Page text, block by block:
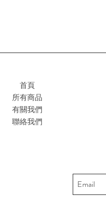
首頁
所有商品
有關我們
聯絡我們